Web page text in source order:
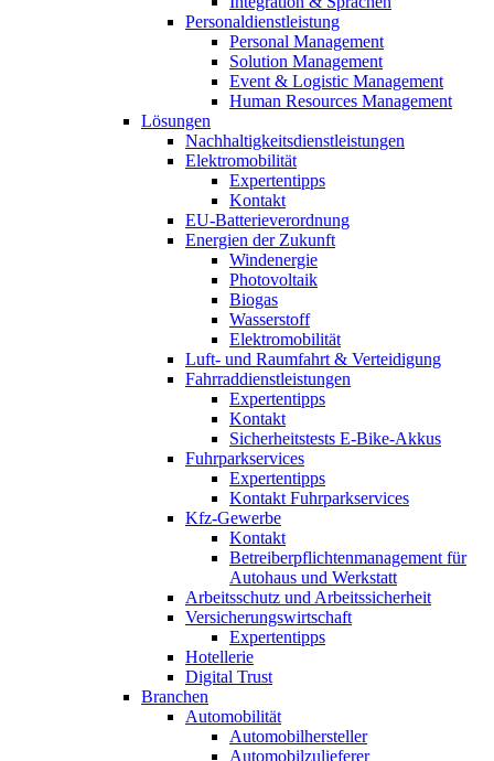
Personaldienstleistung
Personal Management
Solution Management
Event & Logistic Management
Human Resources Management
Lösungen
Nachhaltigkeitsdienstleistungen
Elektromobilität
Expertentipps
Kontakt
EU-Batterieverordnung
Energien der Zukunft
Windenergie
Photovoltaik
Biogas
Wasserstoff
Elektromobilität
Luft- und Raumfahrt & Verteidigung
Fahrraddienstleistungen
Expertentipps
Kontakt
Sicherheitstests E-Bike-Akkus
Fuhrparkservices
Expertentipps
Kontakt Fuhrparkservices
Kfz-Gewerbe
Kontakt
Betreiberpflichtenmanagement für
Autohaus und Werkstatt
Arbeitsschutz und Arbeitssicherheit
Versicherungswirtschaft
Expertentipps
Hotellerie
Digital Trust
Branchen
Automobilität
Automobilhersteller
Automobilzulieferer